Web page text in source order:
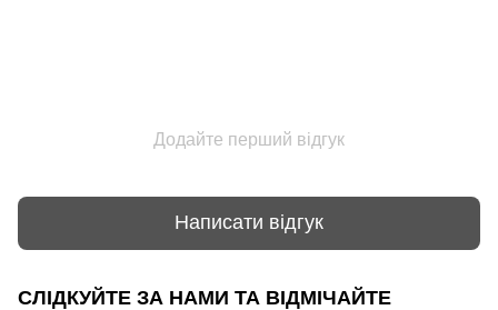
Додайте перший відгук
Написати відгук
СЛІДКУЙТЕ ЗА НАМИ ТА ВІДМІЧАЙТЕ